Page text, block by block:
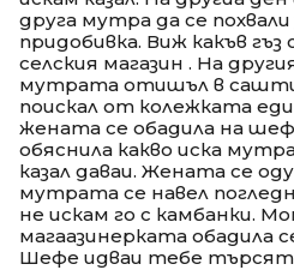
друга мутра да се
придобивка. Виж какъв гъз
селския магазин . На
мутрата отишъл в
поискал от колежката
жената се обадила на
обяснила какво иска
казал даваи. Жената се
мутрата се навел
не искам го с камбанки.
магаазинерката обадила
Шефе идваи тебе